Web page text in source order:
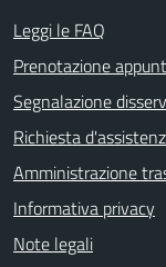
Leggi le FAQ
Prenotazione
Segnalazione
Richiesta
Amministrazione
Informativa privacy
Note legali